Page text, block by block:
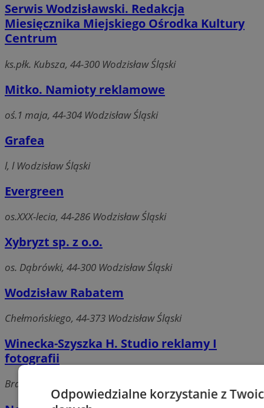
Serwis Wodzisławski. Redakcja
Miesięcznika Miejskiego Ośrodka Kultury
Centrum
ks.płk. Kubsza, 44-300 Wodzisław Śląski
Mitko. Namioty reklamowe
oś.1 maja, 44-304 Wodzisław Śląski
Grafea
l, l Wodzisław Śląski
Evergreen
os.XXX-lecia, 44-286 Wodzisław Śląski
Xybryzt sp. z o.o.
os. Dąbrówki, 44-300 Wodzisław Śląski
Wodzisław Rabatem
Chełmońskiego, 44-373 Wodzisław Śląski
Winecka-Szyszka H. Studio reklamy I
fotografii
Bracka 9b, 44-300 Wodzisław Śląski
Odpowiedzialne korzystanie z